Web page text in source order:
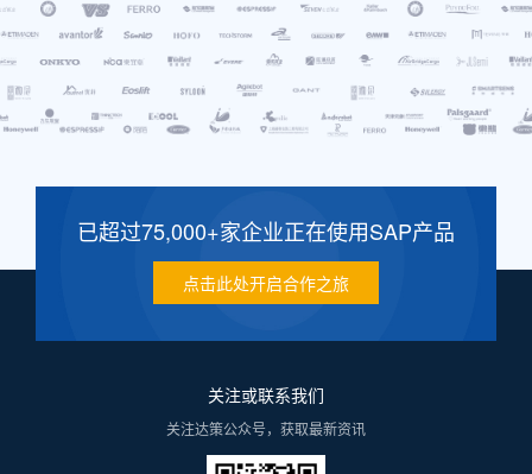
已超过75,000+家企业正在使用SAP产品
点击此处开启合作之旅
关注或联系我们
关注达策公众号，获取最新资讯